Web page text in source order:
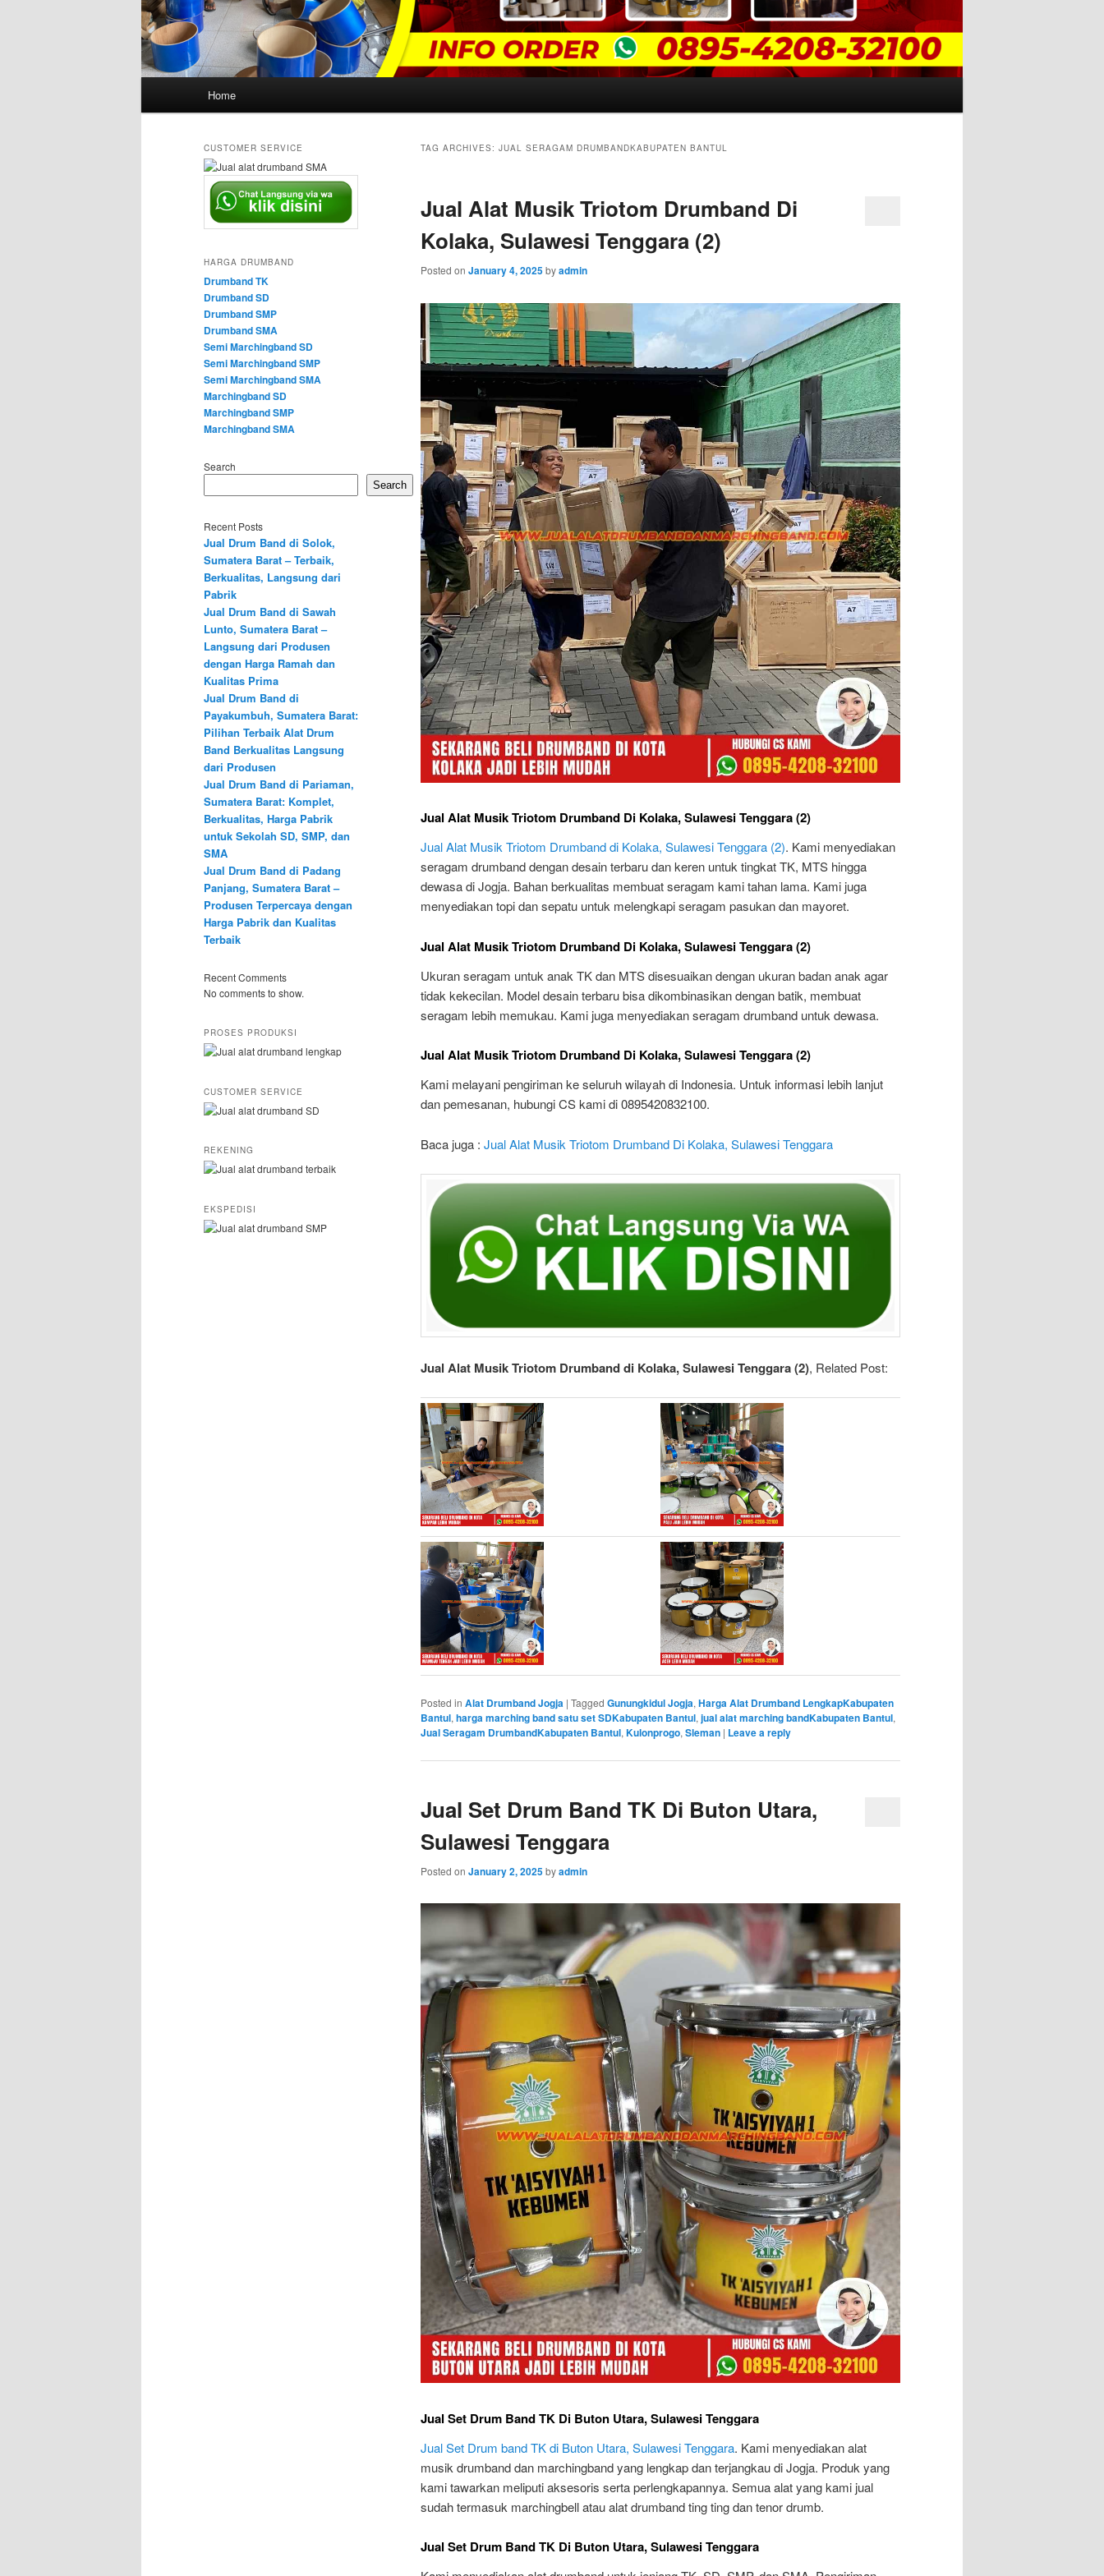
Home
TAG ARCHIVES: JUAL SERAGAM DRUMBANDKABUPATEN BANTUL
Jual Alat Musik Triotom Drumband Di
Kolaka, Sulawesi Tenggara (2)
Posted on January 4, 2025byadmin
Jual Alat Musik Triotom Drumband Di Kolaka, Sulawesi Tenggara (2)
Jual Alat Musik Triotom Drumband di Kolaka, Sulawesi Tenggara (2). Kami menyediakan
seragam drumband dengan desain terbaru dan keren untuk tingkat TK, MTS hingga
dewasa di Jogja. Bahan berkualitas membuat seragam kami tahan lama. Kami juga
menyediakan topi dan sepatu untuk melengkapi seragam pasukan dan mayoret.
Jual Alat Musik Triotom Drumband Di Kolaka, Sulawesi Tenggara (2)
Ukuran seragam untuk anak TK dan MTS disesuaikan dengan ukuran badan anak agar
tidak kekecilan. Model desain terbaru bisa dikombinasikan dengan batik, membuat
seragam lebih memukau. Kami juga menyediakan seragam drumband untuk dewasa.
Jual Alat Musik Triotom Drumband Di Kolaka, Sulawesi Tenggara (2)
Kami melayani pengiriman ke seluruh wilayah di Indonesia. Untuk informasi lebih lanjut
dan pemesanan, hubungi CS kami di 0895420832100.
Baca juga : Jual Alat Musik Triotom Drumband Di Kolaka, Sulawesi Tenggara
Jual Alat Musik Triotom Drumband di Kolaka, Sulawesi Tenggara (2), Related Post:
Posted in Alat Drumband Jogja | Tagged Gunungkidul Jogja, Harga Alat Drumband LengkapKabupaten
Bantul, harga marching band satu set SDKabupaten Bantul, jual alat marching bandKabupaten Bantul,
Jual Seragam DrumbandKabupaten Bantul, Kulonprogo, Sleman | Leave a reply
Jual Set Drum Band TK Di Buton Utara,
Sulawesi Tenggara
Posted on January 2, 2025byadmin
Jual Set Drum Band TK Di Buton Utara, Sulawesi Tenggara
Jual Set Drum band TK di Buton Utara, Sulawesi Tenggara. Kami menyediakan alat
musik drumband dan marchingband yang lengkap dan terjangkau di Jogja. Produk yang
kami tawarkan meliputi aksesoris serta perlengkapannya. Semua alat yang kami jual
sudah termasuk marchingbell atau alat drumband ting ting dan tenor drumb.
Jual Set Drum Band TK Di Buton Utara, Sulawesi Tenggara
CUSTOMER SERVICE
HARGA DRUMBAND
Drumband TK
Drumband SD
Drumband SMP
Drumband SMA
Semi Marchingband SD
Semi Marchingband SMP
Semi Marchingband SMA
Marchingband SD
Marchingband SMP
Marchingband SMA
Search
Search
Recent Posts
Jual Drum Band di Solok,
Sumatera Barat – Terbaik,
Berkualitas, Langsung dari
Pabrik
Jual Drum Band di Sawah
Lunto, Sumatera Barat –
Langsung dari Produsen
dengan Harga Ramah dan
Kualitas Prima
Jual Drum Band di
Payakumbuh, Sumatera Barat:
Pilihan Terbaik Alat Drum
Band Berkualitas Langsung
dari Produsen
Jual Drum Band di Pariaman,
Sumatera Barat: Komplet,
Berkualitas, Harga Pabrik
untuk Sekolah SD, SMP, dan
SMA
Jual Drum Band di Padang
Panjang, Sumatera Barat –
Produsen Terpercaya dengan
Harga Pabrik dan Kualitas
Terbaik
Recent Comments
No comments to show.
PROSES PRODUKSI
CUSTOMER SERVICE
REKENING
EKSPEDISI